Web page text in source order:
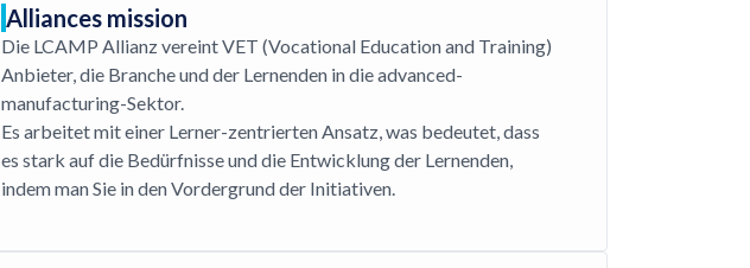
Alliances mission
Die LCAMP Allianz vereint VET (Vocational Education and Training)
Anbieter, die Branche und der Lernenden in die advanced-
manufacturing-Sektor.
Es arbeitet mit einer Lerner-zentrierten Ansatz, was bedeutet, dass
es stark auf die Bedürfnisse und die Entwicklung der Lernenden,
indem man Sie in den Vordergrund der Initiativen.